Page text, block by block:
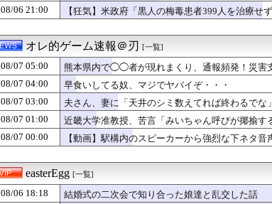
【悲報】今のアニメ、女に自分の趣味をやらせる系から女に池
【腹立つ】冷蔵庫開けっぱなしの夫にイラつく理由がこれｗｗ
【正論】岡田斗司夫さん「人間の本音としてブサイクを見たら
矢田萌華ちゃんの瞳が綺麗すぎて吸い込まれる！！！【乃木坂
高市首相、2年限定の消費減税「確実に戻す」発言は「私の覚
若くして両親を亡くし年の離れた妹を育てた義兄。姪が十歳に
【超画像】小倉ゆうか（元・小倉優香）が水着グラビア復帰ｗ
「プチプチ」を製造販売している川上産業、「プチプチ株式会
【画像】坂道女子のバスト一覧ｗｗｗｗｗｗｗｗｗｗｗｗwｗ
【画像】 セクシー女優・三浦恵理子、全裸ナマ乳がHすぎる
【画像】 色白美肌のTikToker可愛すぎｗｗｗｗｗ
土屋太鳳＆佐久間大介『マッチング TRUE LOVE』特別映像解禁
【悲劇】大晦日に毒女と会ったら…朝方泣かれた理由が衝撃す
【悲報】みい山作者・亜月ねねさんがここから逆転する方法・
【驚愕】ロシアの風俗事情をご覧くださいｗｗｗｗｗｗｗｗｗｗ
08/06 21:00
【狂気】米政府「黒人の梅毒患者399人を治療
オレ的ゲーム速報＠刃 [一覧]
08/07 05:00
熊本県内で◯◯者が現れまくり、通報頻発！災害
08/07 04:00
早食いしてる奴、マジでヤバイぞ・・・
08/07 03:00
夫さん、妻に「天井のシミ数えてれば終わるで
08/07 01:00
近畿大学准教授、苦言「みいちゃん呼びが揶揄
術は人を傷つけてもよい。ただし、傷つけ方があ
08/07 00:00 【動画】駅構内のスピーカーから強烈な下ネタ
easterEgg [一覧]
08/06 18:18
結婚式の二次会で知り合った娘達と乱交した話